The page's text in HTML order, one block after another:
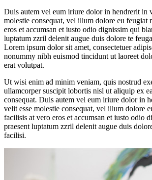
Duis autem vel eum iriure dolor in hendrerit in
molestie consequat, vel illum dolore eu feugiat
eros et accumsan et iusto odio dignissim qui
luptatum zzril delenit augue duis dolore te
Lorem ipsum dolor sit amet, consectetuer
nonummy nibh euismod tincidunt ut laoreet
erat volutpat.
Ut wisi enim ad minim veniam, quis nostrud
ullamcorper suscipit lobortis nisl ut aliquip ex
consequat. Duis autem vel eum iriure dolor in
velit esse molestie consequat, vel illum dolore
facilisis at vero eros et accumsan et iusto odio
praesent luptatum zzril delenit augue duis
facilisi.